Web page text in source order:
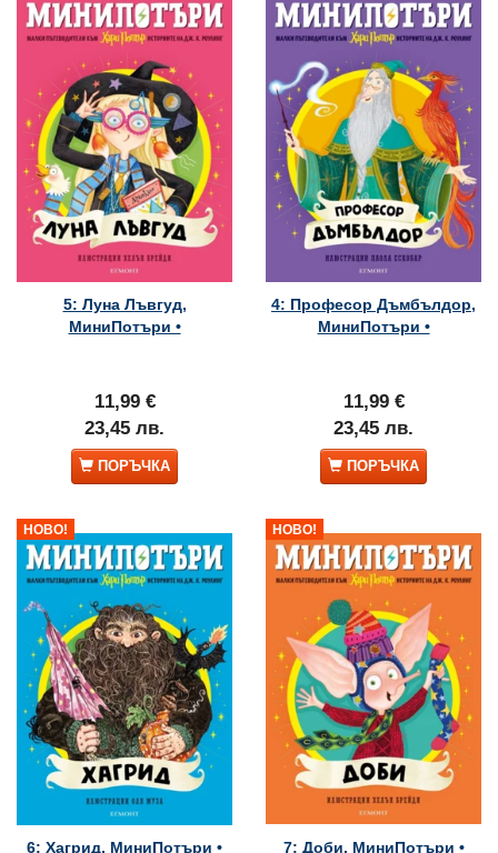
5: Луна Лъвгуд,
МиниПотъри •
11,99 €
23,45 лв.
ПОРЪЧКА
4: Професор Дъмбълдор,
МиниПотъри •
11,99 €
23,45 лв.
ПОРЪЧКА
НОВО!
6: Хагрид, МиниПотъри •
НОВО!
7: Доби, МиниПотъри •